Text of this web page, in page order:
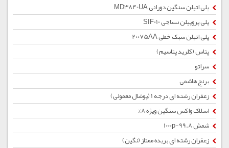
پلی اتیلن سنگین دورانی MD3840UA
پلی پروپیلن نساجی SIF010
پلی اتیلن سبک خطی 20075AA
پتاس (کلرید پتاسیم)
سراتو
برنج هاشمی
زعفران رشته ای درجه 1 (پوشال معمولی)
اسلاک واکس سنگین ویژه 8%
شمش 1000p-99.8
زعفران رشته ای بریده ممتاز (نگین)